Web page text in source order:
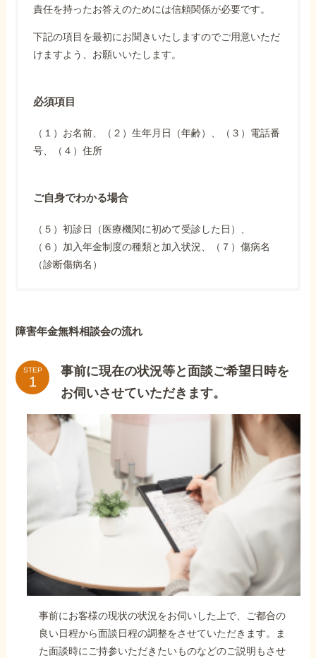
責任を持ったお答えのためには信頼関係が必要です。
下記の項目を最初にお聞きいたしますのでご用意いただ
けますよう、お願いいたします。
必須項目
（１）お名前、（２）生年月日（年齢）、（３）電話番
号、（４）住所
ご自身でわかる場合
（５）初診日（医療機関に初めて受診した日）、
（６）加入年金制度の種類と加入状況、（７）傷病名
（診断傷病名）
障害年金無料相談会の流れ
STEP
事前に現在の状況等と面談ご希望日時を
お伺いさせていただきます。
事前にお客様の現状の状況をお伺いした上で、ご都合の
良い日程から面談日程の調整をさせていただきます。ま
た面談時にご持参いただきたいものなどのご説明もさせ